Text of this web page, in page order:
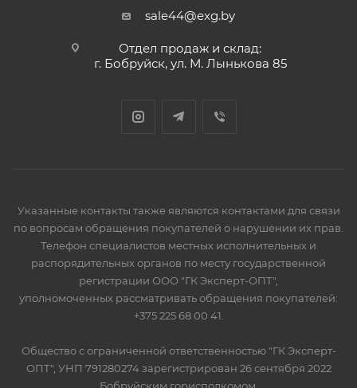
sale44@exg.by
Отдел продаж и склад:
г. Бобруйск, ул. М. Лынькова 85
Указанные контакты также являются контактами для связи
по вопросам обращения покупателей о нарушении их прав.
Телефон специалистов местных исполнительных и
распорядительных органов по месту государственной
регистрации ООО "ГК Эксперт-ОПТ",
уполномоченных рассматривать обращения покупателей:
+375 225 68 00 41.
Общество с ограниченной ответственностью "ГК Эксперт-
ОПТ", УНП 791280274 зарегистрирован 26 сентября 2022